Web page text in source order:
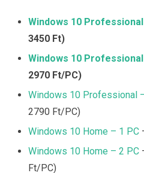
Windows 10
3450 Ft)
Windows 10
2970 Ft/PC)
Windows 10 Professional
2790 Ft/PC)
Windows 10 Home – 1 PC
Windows 10 Home – 2 PC
Ft/PC)